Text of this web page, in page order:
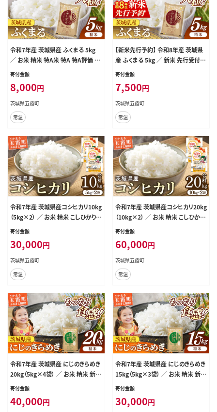
令和7年産 茨城県産 ふくまる 5kg
／ お米 精米 特A米 特A 特A評価 旨
味 安心 美味しい 茨城県 五霞町【価
寄付金額
8,000円
茨城県五霞町
常温
【新米先行予約】 令和8年産 茨城県
産 ふくまる 5kg ／ 新米 先行受付
先行予約 2026年 米 お米 精米 特A
茨城県 五霞町
寄付金額
7,500円
茨城県五霞町
常温
令和7年産 茨城県産コシヒカリ10kg
（5kg×2） ／ お米 精米 こしひかり
旨味 安心 美味しい JA茨城むつみ
寄付金額
30,000円
茨城県五霞町
常温
令和7年産 茨城県産コシヒカリ20kg
（10kg×2） ／ お米 精米 こしひかり
旨味 安心 美味しい JA茨城むつみ
寄付金額
60,000円
茨城県五霞町
常温
令和7年産 茨城県産 にじのきらめき
20kg（5kg×4袋） ／ お米 精米 新米
旨味 安心 美味しい 茨城県 五霞町
寄付金額
40,000円
令和7年産 茨城県産 にじのきらめき
15kg（5kg×3袋） ／ お米 精米 新米
旨味 安心 美味しい 茨城県 五霞町
寄付金額
30,000円